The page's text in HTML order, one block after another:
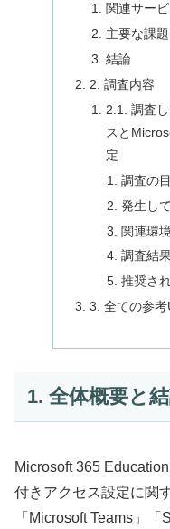
関連サー
主要な課題
結論
2. 調査内容
2.1. 調査
スと
定
調査の
発生し
関連環境
調査結
推奨さ
3. 全ての参考
1. 全体概要と
Microsoft 365
付きアクセス設定に関
「Microsoft Teams」